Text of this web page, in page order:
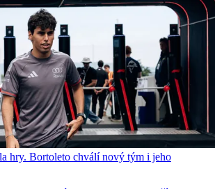
hry. Bortoleto chválí nový tým i jeho